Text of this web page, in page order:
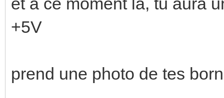
+5V
prend une photo de tes